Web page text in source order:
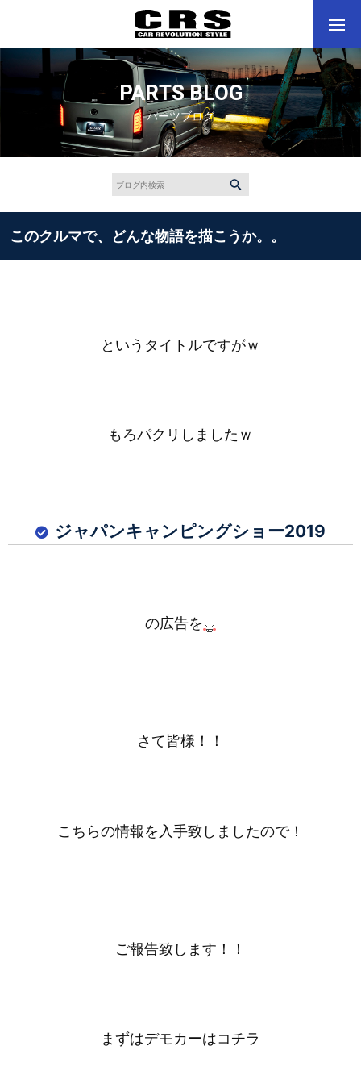
PARTS BLOG
パーツブログ
このクルマで、どんな物語を描こうか。。
というタイトルですがｗ
もろパクリしましたｗ
ジャパンキャンピングショー2019
の広告を
さて皆様！！
こちらの情報を入手致しましたので！
ご報告致します！！
まずはデモカーはコチラ